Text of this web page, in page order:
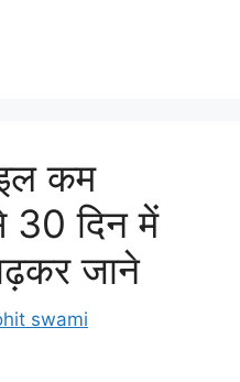
कम
30 दिन में
जाने
swami